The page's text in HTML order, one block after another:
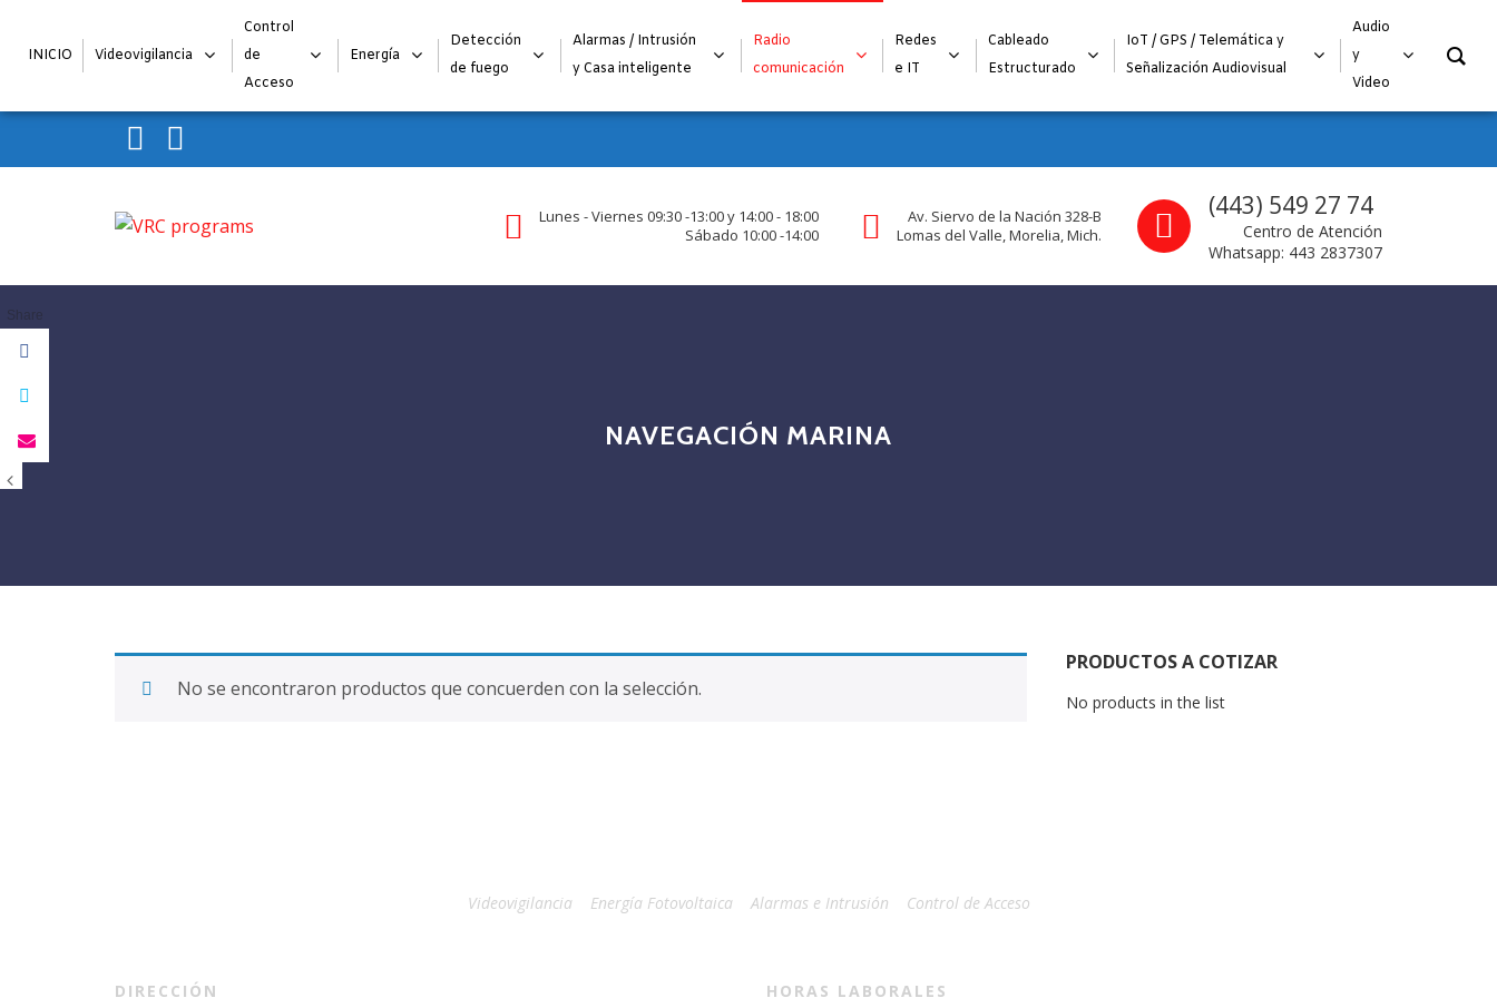
INICIO Videovigilancia
Control
de
Acceso
Energía
Detección
de fuego
Alarmas / Intrusión
y Casa inteligente
Radio
comunicación
Redes
e IT
Cableado
Estructurado
IoT / GPS / Telemática y
Señalización Audiovisual
Audio
y
Video
Skip to navigation
Call us
(443) 549 27 74
Centro de Atención
Whatsapp: 443 2837307
Av. Siervo de la Nación 328-B
Lomas del Valle, Morelia, Mich.
Lunes - Viernes 09:30 -13:00 y 14:00 - 18:00
Sábado 10:00 -14:00
NAVEGACIÓN MARINA
No se encontraron productos que concuerden con la selección.
PRODUCTOS A COTIZAR
No products in the list
Videovigilancia Energía Fotovoltaica Alarmas e Intrusión Control de Acceso
DIRECCIÓN HORAS LABORALES
Share